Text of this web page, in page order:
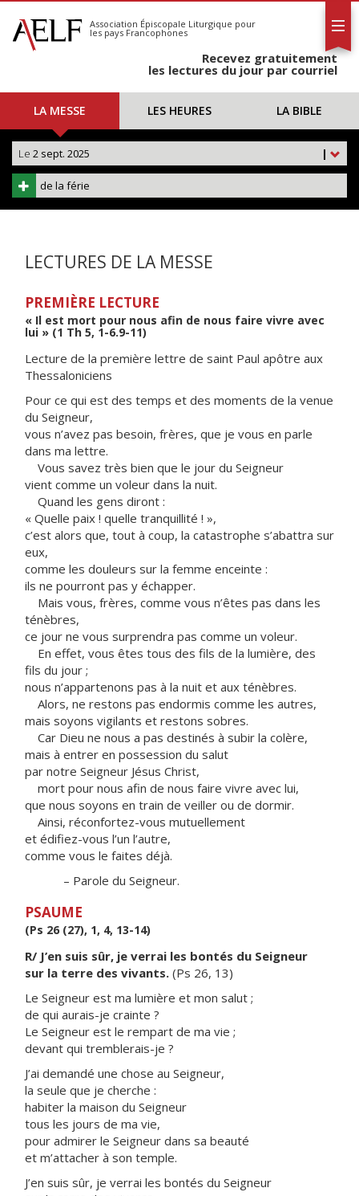
S'abonner
Calendrier
Association Épiscopale Liturgique pour
les pays Francophones
Recevez gratuitement
les lectures du jour par courriel
LA MESSE LES HEURES LA BIBLE
|
Le 2 sept. 2025
de la férie
LECTURES DE LA MESSE
PREMIÈRE LECTURE
« Il est mort pour nous afin de nous faire vivre avec
lui » (1 Th 5, 1-6.9-11)
Lecture de la première lettre de saint Paul apôtre aux
Thessaloniciens
Pour ce qui est des temps et des moments de la venue
du Seigneur,
vous n’avez pas besoin, frères, que je vous en parle
dans ma lettre.
Vous savez très bien que le jour du Seigneur
vient comme un voleur dans la nuit.
Quand les gens diront :
« Quelle paix ! quelle tranquillité ! »,
c’est alors que, tout à coup, la catastrophe s’abattra sur
eux,
comme les douleurs sur la femme enceinte :
ils ne pourront pas y échapper.
Mais vous, frères, comme vous n’êtes pas dans les
ténèbres,
ce jour ne vous surprendra pas comme un voleur.
En effet, vous êtes tous des fils de la lumière, des
fils du jour ;
nous n’appartenons pas à la nuit et aux ténèbres.
Alors, ne restons pas endormis comme les autres,
mais soyons vigilants et restons sobres.
Car Dieu ne nous a pas destinés à subir la colère,
mais à entrer en possession du salut
par notre Seigneur Jésus Christ,
mort pour nous afin de nous faire vivre avec lui,
que nous soyons en train de veiller ou de dormir.
Ainsi, réconfortez-vous mutuellement
et édifiez-vous l’un l’autre,
comme vous le faites déjà.
– Parole du Seigneur.
PSAUME
(Ps 26 (27), 1, 4, 13-14)
R/ J’en suis sûr, je verrai les bontés du Seigneur
sur la terre des vivants. (Ps 26, 13)
Le Seigneur est ma lumière et mon salut ;
de qui aurais-je crainte ?
Le Seigneur est le rempart de ma vie ;
devant qui tremblerais-je ?
J’ai demandé une chose au Seigneur,
la seule que je cherche :
habiter la maison du Seigneur
tous les jours de ma vie,
pour admirer le Seigneur dans sa beauté
et m’attacher à son temple.
J’en suis sûr, je verrai les bontés du Seigneur